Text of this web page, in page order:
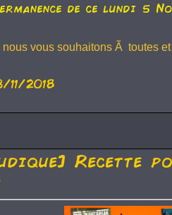
de ce lundi 5
nous vous souhaitons Ã toutes
11/2018
Recette